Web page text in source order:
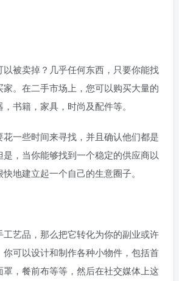
以被卖掉？几乎任何东西，只要你能找
。在二手市场上，您可以购买大量的
书籍，家具，时尚及配件等。
花一些时间来寻找 ，并且确认他们都是
，当你能够找到一个稳定的供应商以
地建立起一个自己的生意圈子。
工艺品，那么把它转化为你的副业或许
你可以设计和制作各种小物件，包括首
，餐前布等等，然后在社交媒体上这